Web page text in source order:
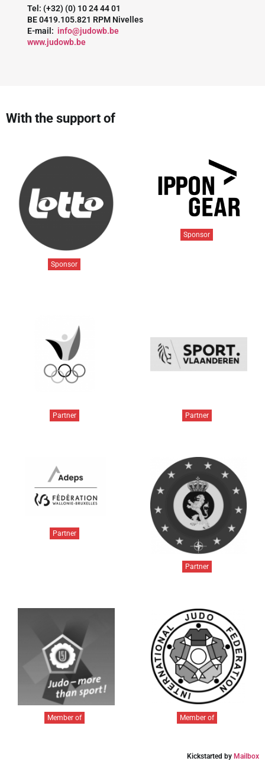
Tel: (+32) (0) 10 24 44 01
BE 0419.105.821 RPM Nivelles
E-mail: info@judowb.be
www.judowb.be
With the support of
Sponsor
Sponsor
Partner Partner
Partner
Partner
Member of Member of
Kickstarted by Mailbox